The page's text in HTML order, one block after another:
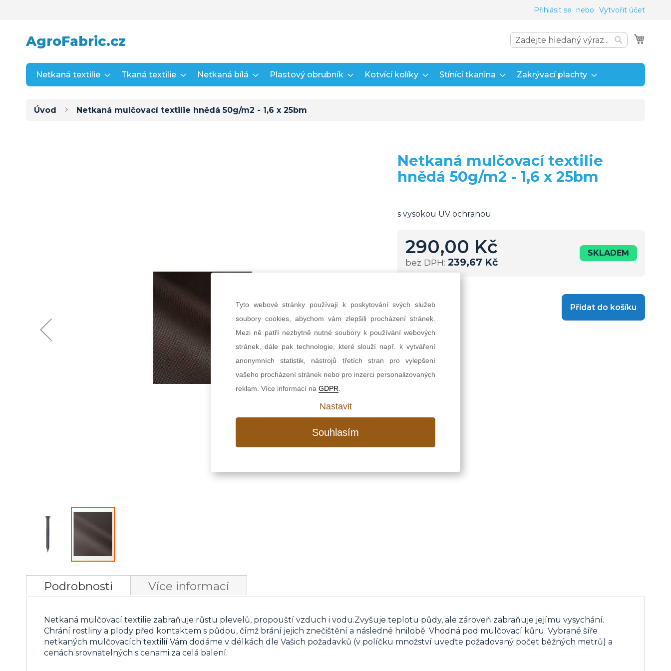
Přihlásit se Vytvořit účet
AgroFabric.cz
Search
Netkaná textilie Tkaná textilie Netkaná bílá Plastový obrubník Kotvící kolíky Stínící tkanina Zakrývací plachty
Úvod Netkaná mulčovací textilie hnědá 50g/m2 - 1,6 x 25bm
na
začátek
galerie
obrázky
Netkaná mulčovací textilie
hnědá 50g/m2 - 1,6 x 25bm
s vysokou UV ochranou.
290,00 Kč
239,67 Kč
SKLADEM
Přidat do košíku
Podrobnosti
Netkaná mulčovací textilie zabraňuje růstu plevelů, propouští vzduch i vodu.Zvyšuje teplotu půdy, ale zároveň zabraňuje jejímu vysychání.
Chrání rostliny a plody před kontaktem s půdou, čímž brání jejich znečištění a následné hnilobě. Vhodná pod mulčovací kůru. Vybrané šíře
netkaných mulčovacích textilií Vám dodáme v délkách dle Vašich požadavků (v políčku množství uveďte požadovaný počet běžných metrů) a
cenách srovnatelných s cenami za celá balení.
Více informací
Tyto webové stránky používají k poskytování svých služeb
soubory cookies, abychom vám zlepšili procházení stránek.
Mezi ně patří nezbytně nutné soubory k používání webových
stránek, dále pak technologie, které slouží např. k vytváření
anonymních statistik, nástrojů třetích stran pro vylepšení
vašeho procházení stránek nebo pro inzerci personalizovaných
reklam. Více informací na GDPR
Nastavit
Souhlasím